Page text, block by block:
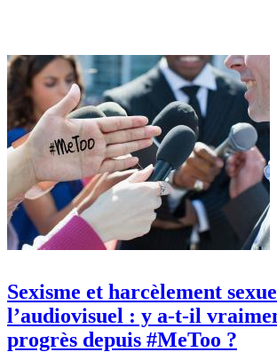
Sexisme et harcèlement
l’audiovisuel : y a-t-il
progrès depuis #MeToo ?